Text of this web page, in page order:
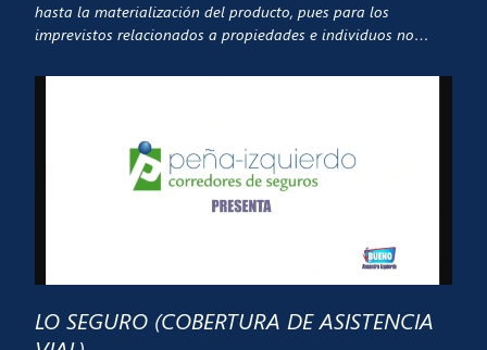
hasta la materialización del producto, pues para los
imprevistos relacionados a propiedades e individuos no
LO SEGURO (COBERTURA DE ASISTENCIA